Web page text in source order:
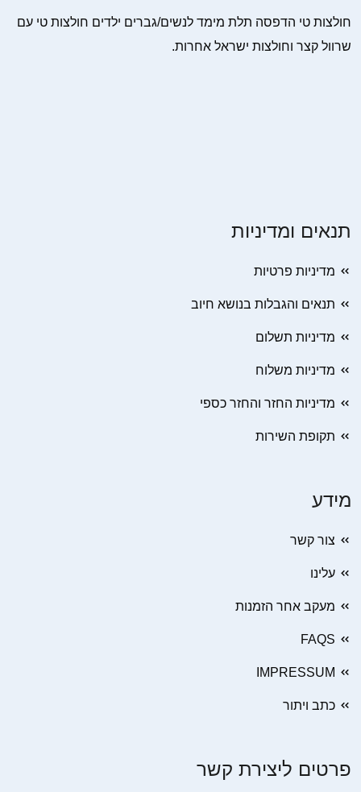
חולצות טי הדפסה תלת מימד לנשים/גברים ילדים חולצות טי עם
שרוול קצר וחולצות ישראל אחרות.
תנאים ומדיניות
מדיניות פרטיות
תנאים והגבלות בנושא חיוב
מדיניות תשלום
מדיניות משלוח
מדיניות החזר והחזר כספי
תקופת השירות
מידע
צור קשר
עלינו
מעקב אחר הזמנות
FAQS
IMPRESSUM
כתב ויתור
פרטים ליצירת קשר